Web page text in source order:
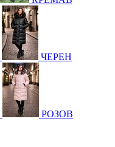
ЧЕРЕН
РОЗОВ